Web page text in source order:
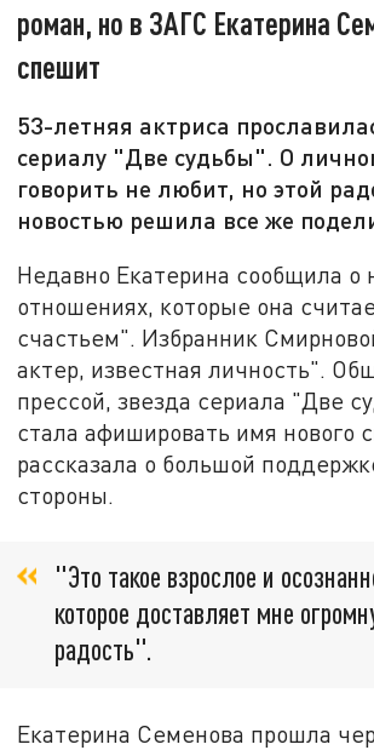
роман, но в ЗАГС Екатерина
спешит
53-летняя актриса
сериалу "Две судьбы". О
говорить не любит, но этой
новостью решила все же
Недавно Екатерина сообщила о
отношениях, которые она
счастьем". Избранник
актер, известная личность".
прессой, звезда сериала "Две
стала афишировать имя нового
рассказала о большой
стороны.
"Это такое взрослое и
которое доставляет мне
радость".
Екатерина Семенова прошла